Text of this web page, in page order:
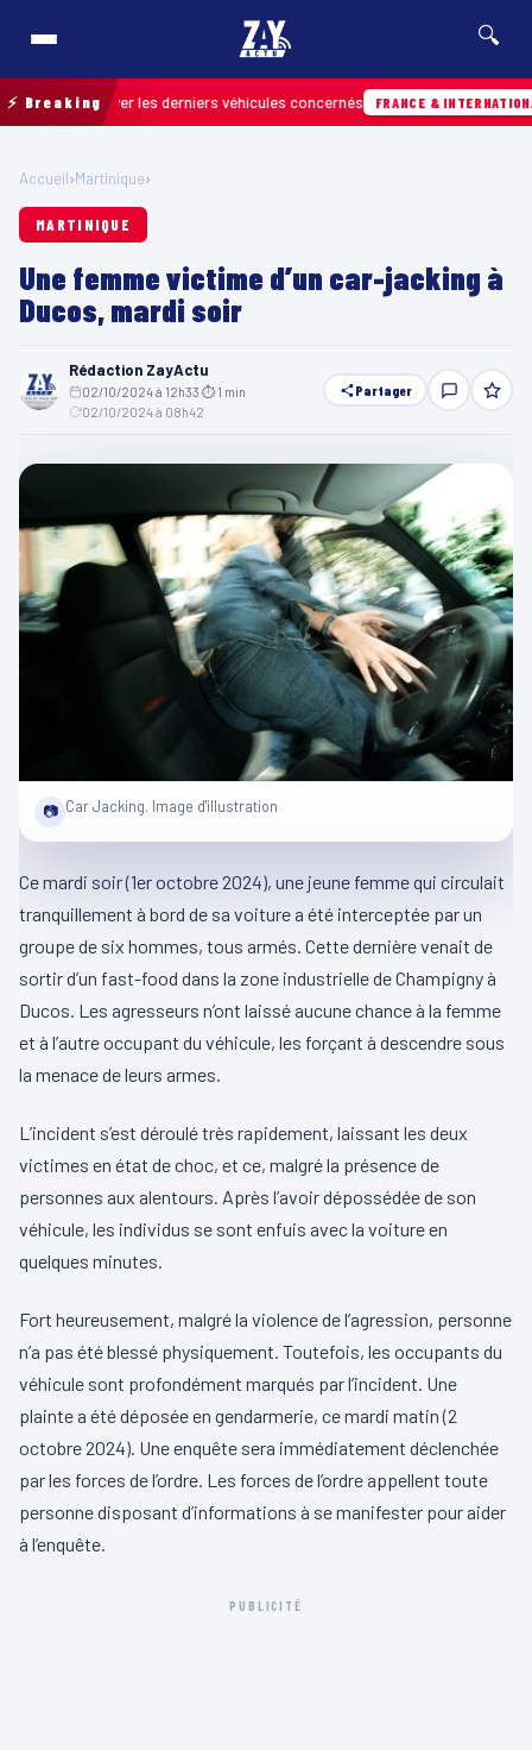
🔍
⚡ Breaking
retrouver les derniers véhicules concernés FRANCE & INTERNATIONALE
Accueil›Martinique›
MARTINIQUE
Une femme victime d’un car-jacking à
Ducos, mardi soir
Rédaction ZayActu
02/10/2024 à 12h33 ⏱ 1 min
02/10/2024 à 08h42
Partager
📷 Car Jacking. Image d'illustration
Ce mardi soir (1er octobre 2024), une jeune femme qui circulait
tranquillement à bord de sa voiture a été interceptée par un
groupe de six hommes, tous armés. Cette dernière venait de
sortir d’un fast-food dans la zone industrielle de Champigny à
Ducos. Les agresseurs n’ont laissé aucune chance à la femme
et à l’autre occupant du véhicule, les forçant à descendre sous
la menace de leurs armes.
L’incident s’est déroulé très rapidement, laissant les deux
victimes en état de choc, et ce, malgré la présence de
personnes aux alentours. Après l’avoir dépossédée de son
véhicule, les individus se sont enfuis avec la voiture en
quelques minutes.
Fort heureusement, malgré la violence de l’agression, personne
n’a pas été blessé physiquement. Toutefois, les occupants du
véhicule sont profondément marqués par l’incident. Une
plainte a été déposée en gendarmerie, ce mardi matin (2
octobre 2024). Une enquête sera immédiatement déclenchée
par les forces de l’ordre. Les forces de l’ordre appellent toute
personne disposant d’informations à se manifester pour aider
à l’enquête.
PUBLICITÉ